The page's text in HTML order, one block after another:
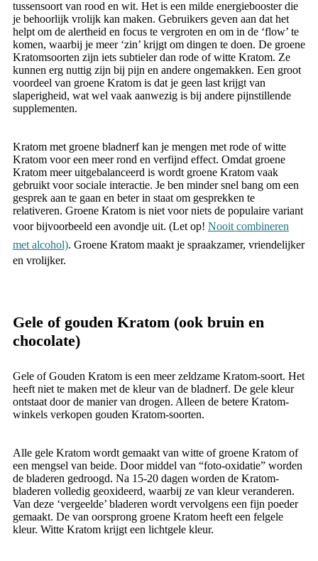
tussensoort van rood en wit. Het is een milde energiebooster die
je behoorlijk vrolijk kan maken. Gebruikers geven aan dat het
helpt om de alertheid en focus te vergroten en om in de ‘flow’ te
komen, waarbij je meer ‘zin’ krijgt om dingen te doen. De groene
Kratomsoorten zijn iets subtieler dan rode of witte Kratom. Ze
kunnen erg nuttig zijn bij pijn en andere ongemakken. Een groot
voordeel van groene Kratom is dat je geen last krijgt van
slaperigheid, wat wel vaak aanwezig is bij andere pijnstillende
supplementen.
Kratom met groene bladnerf kan je mengen met rode of witte
Kratom voor een ​​meer rond en verfijnd effect. Omdat groene
Kratom meer uitgebalanceerd is wordt groene Kratom vaak
gebruikt voor sociale interactie. Je ben minder snel bang om een
gesprek aan te gaan en beter in staat om gesprekken te
relativeren. Groene Kratom is niet voor niets de populaire variant
voor bijvoorbeeld een avondje uit. (Let op! Nooit combineren
met alcohol). Groene Kratom maakt je spraakzamer, vriendelijker
en vrolijker.
Gele of gouden Kratom (ook bruin en
chocolate)
Gele of Gouden Kratom is een meer zeldzame Kratom-soort. Het
heeft niet te maken met de kleur van de bladnerf. De gele kleur
ontstaat door de manier van drogen. Alleen de betere Kratom-
winkels verkopen gouden Kratom-soorten.
Alle gele Kratom wordt gemaakt van witte of groene Kratom of
een mengsel van beide. Door middel van “foto-oxidatie” worden
de bladeren gedroogd. Na 15-20 dagen worden de Kratom-
bladeren volledig geoxideerd, waarbij ze van kleur veranderen.
Van deze ‘vergeelde’ bladeren wordt vervolgens een fijn poeder
gemaakt. De van oorsprong groene Kratom heeft een felgele
kleur. Witte Kratom krijgt een lichtgele kleur.